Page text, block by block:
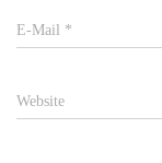
E-Mail *
Website